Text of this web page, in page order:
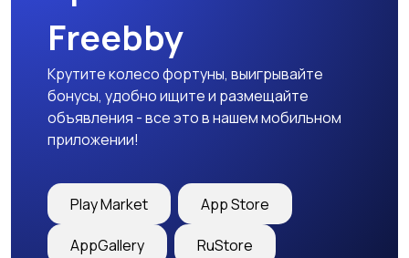
Образование и наука
закупки
Freebby
Крутите колесо фортуны, выигрывайте
бонусы, удобно ищите и размещайте
объявления - все это в нашем мобильном
приложении!
Play Market App Store
AppGallery RuStore